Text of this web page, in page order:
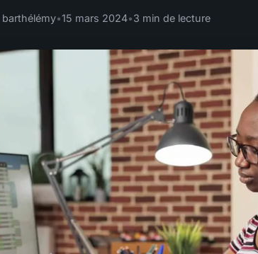
barthélémy•15 mars 2024•3 min de lecture